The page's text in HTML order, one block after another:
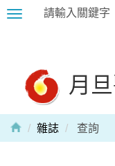
Toggle
月
雜誌 查詢